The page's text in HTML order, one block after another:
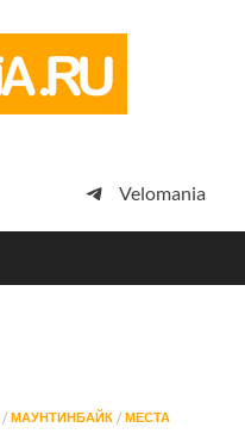
просто
Velomania
/ МАУНТИНБАЙК / МЕСТА